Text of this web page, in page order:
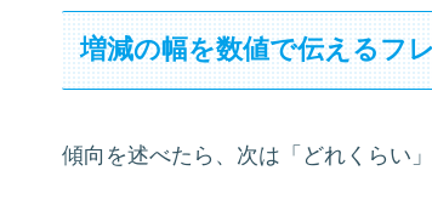
増減の幅を数値で伝えるフ
傾向を述べたら、次は「どれくらい